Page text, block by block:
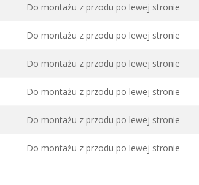
Do montażu z przodu po lewej stronie
Do montażu z przodu po lewej stronie
Do montażu z przodu po lewej stronie
Do montażu z przodu po lewej stronie
Do montażu z przodu po lewej stronie
Do montażu z przodu po lewej stronie